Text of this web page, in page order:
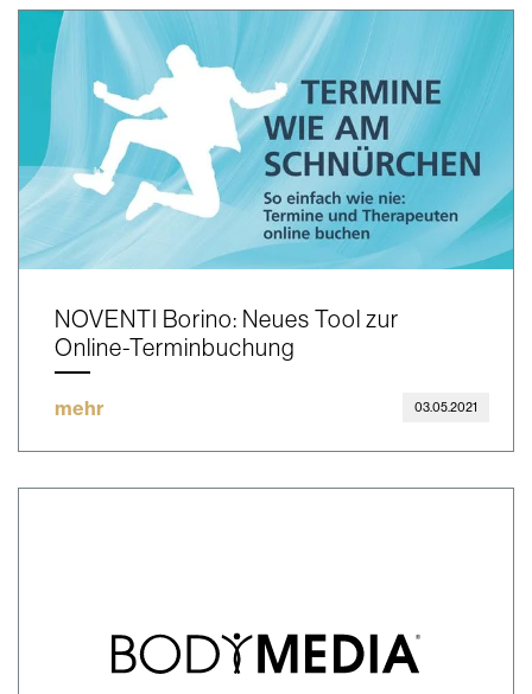
NOVENTI Borino: Neues Tool zur
Online-Terminbuchung
mehr 03.05.2021